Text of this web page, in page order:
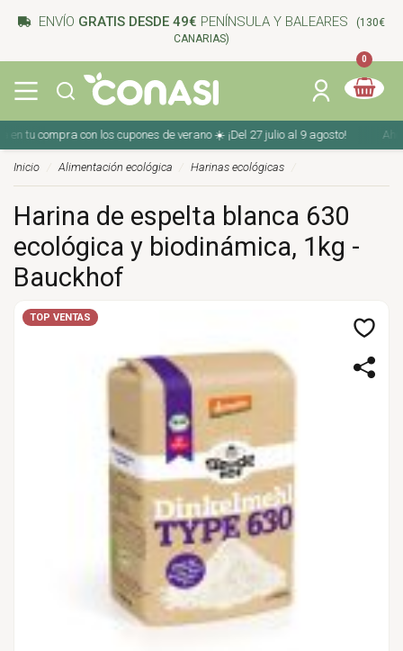
ENVÍO GRATIS DESDE 49€ PENÍNSULA Y BALEARES
(130€
CANARIAS)
0
tu compra con los cupones de verano ☀️ ¡Del 27 julio al 9 agosto!
Inicio Alimentación ecológica Harinas ecológicas
Harina de espelta blanca 630
ecológica y biodinámica, 1kg -
Bauckhof
TOP VENTAS